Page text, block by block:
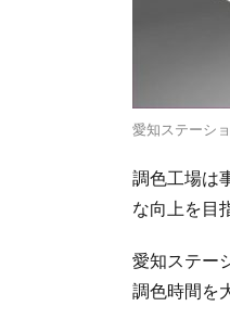
愛知ステーシ
調色工場は
な向上を目
愛知ステー
調色時間を